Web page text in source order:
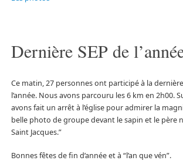
Dernière SEP de
Ce matin, 27 personnes ont participé à la dernière
l’année. Nous avons parcouru les 6 km en 2h00.
avons fait un arrêt à l’église pour admirer la
belle photo de groupe devant le sapin et le père
Saint Jacques.”
Bonnes fêtes de fin d’année et à “l’an que vén”.